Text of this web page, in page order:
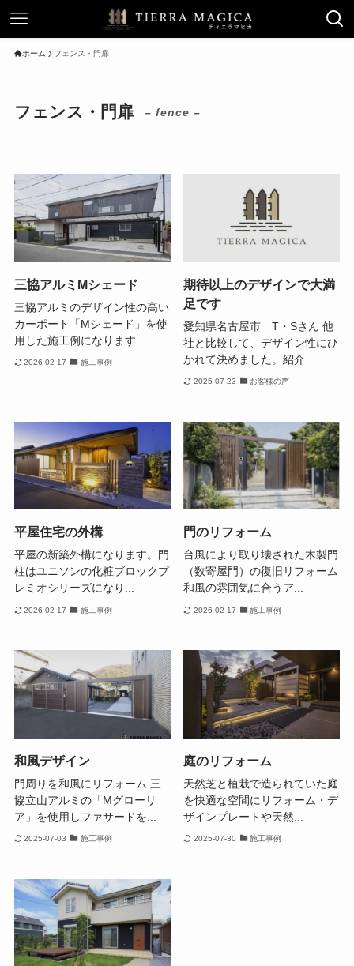
ホーム フェンス・門扉
フェンス・門扉 – fence –
三協アルミMシェード
三協アルミのデザイン性の高い
カーポート「Mシェード」を使
用した施工例になります...
2026-02-17 施工事例
期待以上のデザインで大満
足です
愛知県名古屋市 T・Sさん 他
社と比較して、デザイン性にひ
かれて決めました。紹介...
2025-07-23 お客様の声
平屋住宅の外構
平屋の新築外構になります。門
柱はユニソンの化粧ブロックプ
レミオシリーズになり...
2026-02-17 施工事例
門のリフォーム
台風により取り壊された木製門
（数寄屋門）の復旧リフォーム
和風の雰囲気に合うア...
2026-02-17 施工事例
和風デザイン
門周りを和風にリフォーム 三
協立山アルミの「Mグローリ
ア」を使用しファサードを...
2025-07-03 施工事例
庭のリフォーム
天然芝と植栽で造られていた庭
を快適な空間にリフォーム・デ
ザインプレートや天然...
2025-07-30 施工事例